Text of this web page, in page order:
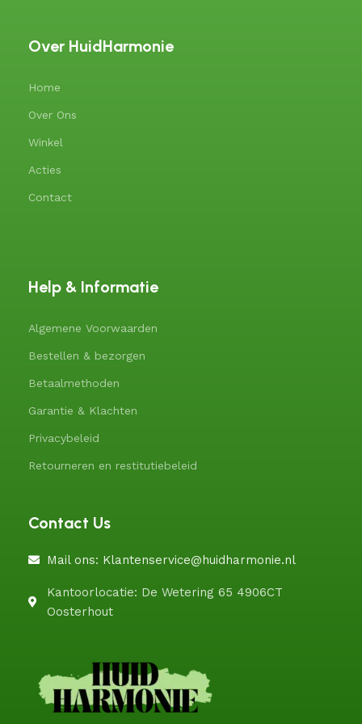
Over HuidHarmonie
Home
Over Ons
Winkel
Acties
Contact
Help & Informatie
Algemene Voorwaarden
Bestellen & bezorgen
Betaalmethoden
Garantie & Klachten
Privacybeleid
Retourneren en restitutiebeleid
Contact Us
Mail ons: Klantenservice@huidharmonie.nl
Kantoorlocatie: De Wetering 65 4906CT
Oosterhout